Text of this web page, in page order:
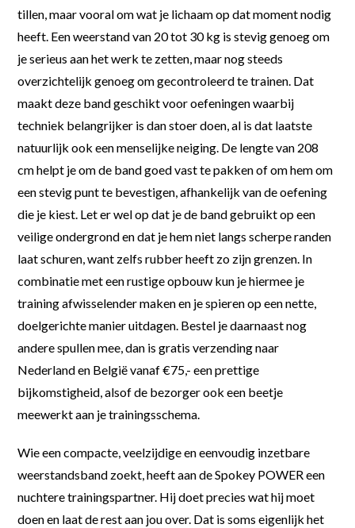
tillen, maar vooral om wat je lichaam op dat moment nodig
heeft. Een weerstand van 20 tot 30 kg is stevig genoeg om
je serieus aan het werk te zetten, maar nog steeds
overzichtelijk genoeg om gecontroleerd te trainen. Dat
maakt deze band geschikt voor oefeningen waarbij
techniek belangrijker is dan stoer doen, al is dat laatste
natuurlijk ook een menselijke neiging. De lengte van 208
cm helpt je om de band goed vast te pakken of om hem om
een stevig punt te bevestigen, afhankelijk van de oefening
die je kiest. Let er wel op dat je de band gebruikt op een
veilige ondergrond en dat je hem niet langs scherpe randen
laat schuren, want zelfs rubber heeft zo zijn grenzen. In
combinatie met een rustige opbouw kun je hiermee je
training afwisselender maken en je spieren op een nette,
doelgerichte manier uitdagen. Bestel je daarnaast nog
andere spullen mee, dan is gratis verzending naar
Nederland en België vanaf €75,- een prettige
bijkomstigheid, alsof de bezorger ook een beetje
meewerkt aan je trainingsschema.
Wie een compacte, veelzijdige en eenvoudig inzetbare
weerstandsband zoekt, heeft aan de Spokey POWER een
nuchtere trainingspartner. Hij doet precies wat hij moet
doen en laat de rest aan jou over. Dat is soms eigenlijk het